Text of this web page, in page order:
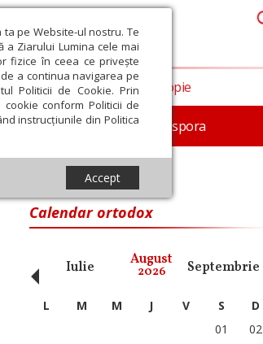
pe Website-ul nostru. Te
a Ziarului Lumina cele mai
fizice în ceea ce privește
a continua navigarea pe
Politicii de Cookie. Prin
conform Politicii de
instrucțiunile din Politica
Accept
In memoriam Diaspora
Opinii Filantropie
Calendar ortodox
Iulie August
2026 Septembrie
‹ L M M J V S
D
01
02